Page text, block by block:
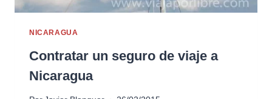
NICARAGUA
Contratar un seguro de viaje a
Nicaragua